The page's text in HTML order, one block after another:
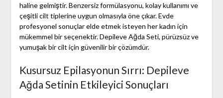
haline gelmiştir. Benzersiz formülasyonu, kolay kullanımı ve
çeşitli cilt tiplerine uygun olmasıyla öne çıkar. Evde
profesyonel sonuçlar elde etmek isteyen her kadın için
mükemmel bir seçenektir. Depileve Ağda Seti, pürüzsüz ve
yumuşak bir cilt için güvenilir bir çözümdür.
Kusursuz Epilasyonun Sırrı: Depileve
Ağda Setinin Etkileyici Sonuçları